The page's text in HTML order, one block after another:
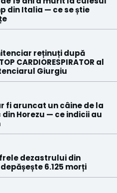
din Italia — ce se știe
reținuți după
CARDIORESPIRATOR al
Giurgiu
fi aruncat un câine de la
Horezu — ce indicii au
dezastrului din
6.125 morți